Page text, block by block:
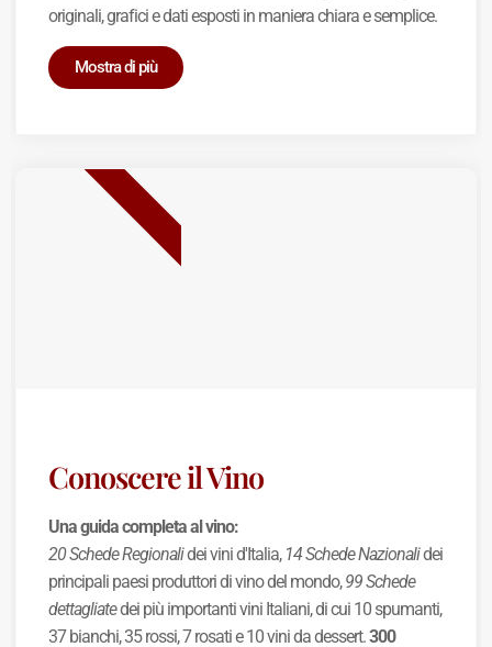
originali, grafici e dati esposti in maniera chiara e semplice.
Mostra di più
Conoscere il Vino
Una guida completa al vino:
20 Schede Regionalidei vini d'Italia, 14 Schede Nazionalidei
principali paesi produttori di vino del mondo,99 Schede
dettagliatedei più importanti vini Italiani, di cui 10 spumanti,
37 bianchi, 35 rossi, 7 rosati e 10 vini da dessert.300
BEST SELLER